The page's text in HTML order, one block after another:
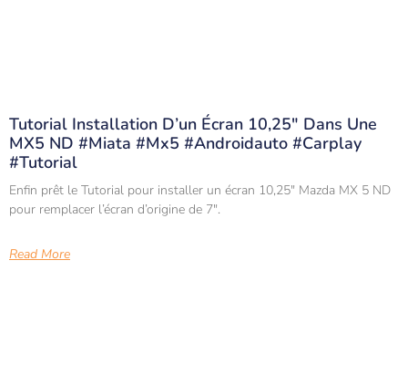
Tutorial Installation D’un Écran 10,25″ Dans Une
MX5 ND #miata #mx5 #androidauto #carplay
#tutorial
Enfin prêt le Tutorial pour installer un écran 10,25″ Mazda MX 5 ND
pour remplacer l’écran d’origine de 7″.
Read More